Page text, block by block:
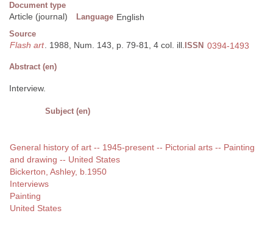
Document type
Article (journal) Language English
Source
Flash art. 1988, Num. 143, p. 79-81, 4 col. ill. ISSN 0394-1493
Abstract (en)
Interview.
Subject (en)
General history of art -- 1945-present -- Pictorial arts -- Painting
and drawing -- United States
Bickerton, Ashley, b.1950
Interviews
Painting
United States